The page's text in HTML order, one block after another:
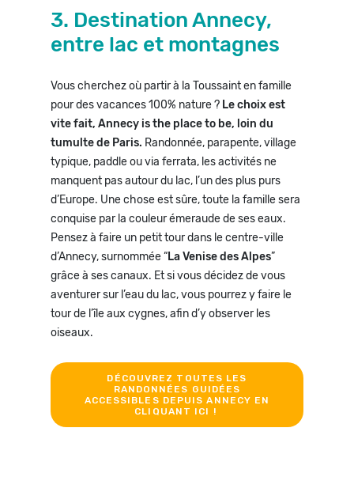
3. Destination Annecy,
entre lac et montagnes
Vous cherchez où partir à la Toussaint en famille
pour des vacances 100% nature ? Le choix est
vite fait, Annecy is the place to be, loin du
tumulte de Paris. Randonnée, parapente, village
typique, paddle ou via ferrata, les activités ne
manquent pas autour du lac, l’un des plus purs
d’Europe. Une chose est sûre, toute la famille sera
conquise par la couleur émeraude de ses eaux.
Pensez à faire un petit tour dans le centre-ville
d’Annecy, surnommée “La Venise des Alpes”
grâce à ses canaux. Et si vous décidez de vous
aventurer sur l’eau du lac, vous pourrez y faire le
tour de l’île aux cygnes, afin d’y observer les
oiseaux.
DÉCOUVREZ TOUTES LES
RANDONNÉES GUIDÉES
ACCESSIBLES DEPUIS ANNECY EN
CLIQUANT ICI !